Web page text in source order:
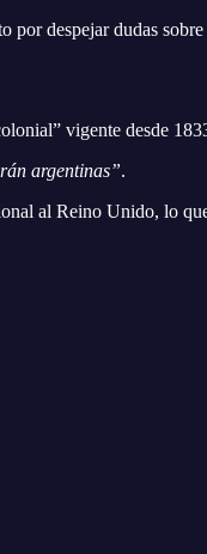
por despejar dudas
vigente desde
argentinas”.
al Reino Unido, lo